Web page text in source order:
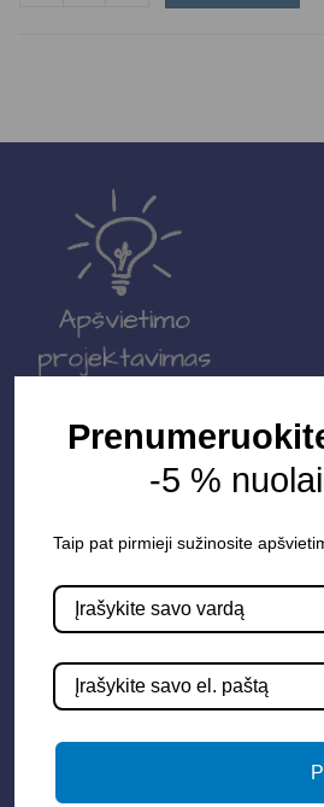
Parduotuvė
Apšvietimo sistemos
Elektros instaliacija
LED juostos
Apie mus
-5 %
Taip pat pirmieji sužinosite